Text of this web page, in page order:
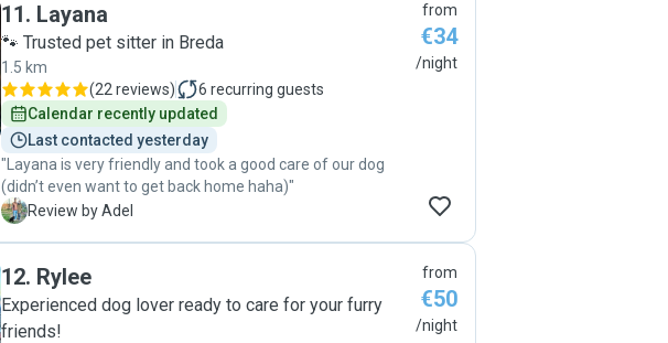
11. Layana
🐾 Trusted pet sitter in Breda
1.5 km
(22 reviews) 6 recurring guests
Calendar recently updated
Last contacted yesterday
"Layana is very friendly and took a good care of our dog
(didn’t even want to get back home haha)"
A Review by Adel
from
€34
/night
12. Rylee
Experienced dog lover ready to care for your furry
friends!
from
€50
/night